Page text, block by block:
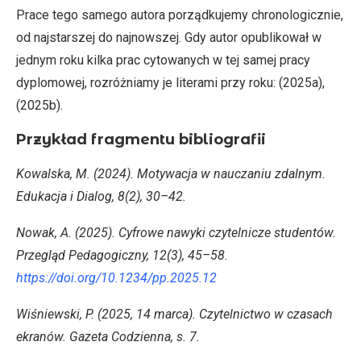
Prace tego samego autora porządkujemy chronologicznie,
od najstarszej do najnowszej. Gdy autor opublikował w
jednym roku kilka prac cytowanych w tej samej pracy
dyplomowej, rozróżniamy je literami przy roku: (2025a),
(2025b).
Przykład fragmentu bibliografii
Kowalska, M. (2024). Motywacja w nauczaniu zdalnym.
Edukacja i Dialog, 8(2), 30–42.
Nowak, A. (2025). Cyfrowe nawyki czytelnicze studentów.
Przegląd Pedagogiczny, 12(3), 45–58.
https://doi.org/10.1234/pp.2025.12
Wiśniewski, P. (2025, 14 marca). Czytelnictwo w czasach
ekranów. Gazeta Codzienna, s. 7.